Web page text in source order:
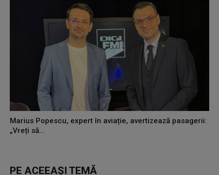
Marius Popescu, expert în aviație, avertizează pasagerii:
„Vreți să...
PE ACEEAȘI TEMĂ